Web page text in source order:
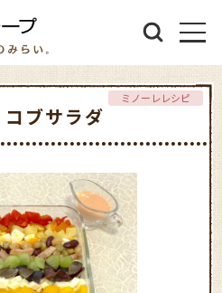
ブサラダ
ミノーレレシピ